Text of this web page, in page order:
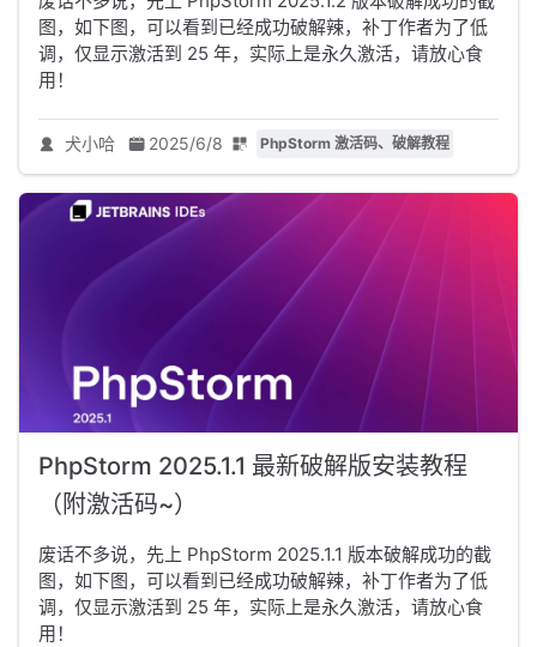
图，如下图，可以看到已经成功破解辣，补丁作者为了低
调，仅显示激活到 25 年，实际上是永久激活，请放心食
用！
犬小哈 2025/6/8 PhpStorm 激活码、破解教程
PhpStorm 2025.1.1 最新破解版安装教程
（附激活码~）
废话不多说，先上 PhpStorm 2025.1.1 版本破解成功的截
图，如下图，可以看到已经成功破解辣，补丁作者为了低
调，仅显示激活到 25 年，实际上是永久激活，请放心食
用！